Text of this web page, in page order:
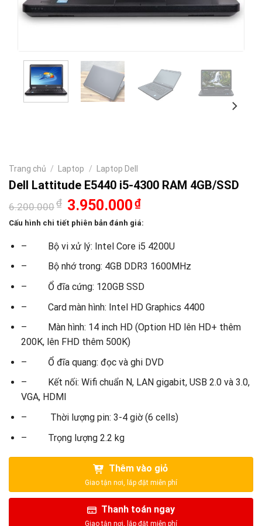
Trang chủ / Laptop / Laptop Dell
Dell Lattitude E5440 i5-4300 RAM 4GB/SSD
6.200.000₫ Giá
gốc
là:
3.950.000₫Giá
tại
3.950.000₫.
Cấu hình chi tiết phiên bản đánh giá:
– Bộ vi xử lý: Intel Core i5 4200U
– Bộ nhớ trong: 4GB DDR3 1600MHz
– Ổ đĩa cứng: 120GB SSD
– Card màn hình: Intel HD Graphics 4400
– Màn hình: 14 inch HD (Option HD lên HD+ thêm
200K, lên FHD thêm 500K)
– Ổ đĩa quang: đọc và ghi DVD
– Kết nối: Wifi chuẩn N, LAN gigabit, USB 2.0 và 3.0,
VGA, HDMI
– Thời lượng pin: 3-4 giờ (6 cells)
– Trọng lượng 2.2 kg
Thêm vào giỏ
Thanh toán ngay